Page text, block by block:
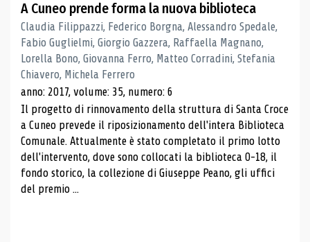
A Cuneo prende forma la nuova biblioteca
Claudia Filippazzi, Federico Borgna, Alessandro Spedale,
Fabio Guglielmi, Giorgio Gazzera, Raffaella Magnano,
Lorella Bono, Giovanna Ferro, Matteo Corradini, Stefania
Chiavero, Michela Ferrero
anno: 2017, volume: 35, numero: 6
Il progetto di rinnovamento della struttura di Santa Croce
a Cuneo prevede il riposizionamento dell'intera Biblioteca
Comunale. Attualmente è stato completato il primo lotto
dell'intervento, dove sono collocati la biblioteca 0-18, il
fondo storico, la collezione di Giuseppe Peano, gli uffici
del premio ...